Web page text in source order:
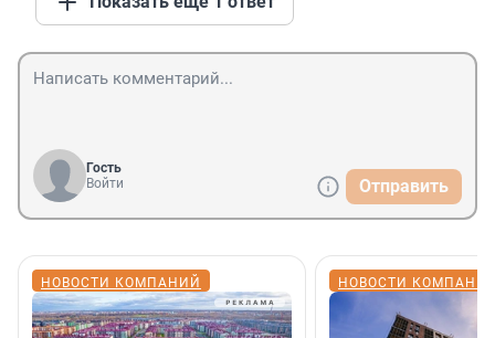
Гость
Войти
Отправить
НОВОСТИ КОМПАНИЙ НОВОСТИ